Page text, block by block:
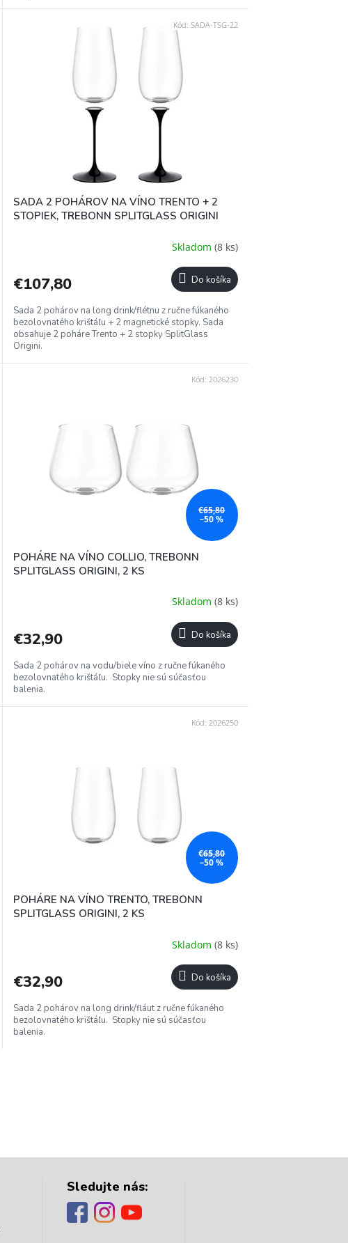
SADA 2 POHÁROV NA VÍNO TRENTO + 2
STOPIEK, TREBONN SPLITGLASS ORIGINI
Skladom (8 ks)
€107,80 Do košíka
Sada 2 pohárov na long drink/flétnu z ručne fúkaného
bezolovnatého krištáľu + 2 magnetické stopky. Sada
obsahuje 2 poháre Trento + 2 stopky SplitGlass
Origini.
Kód: SADA-TSG-22
€65,80
–50 %
POHÁRE NA VÍNO COLLIO, TREBONN
SPLITGLASS ORIGINI, 2 KS
Skladom (8 ks)
€32,90 Do košíka
Sada 2 pohárov na vodu/biele víno z ručne fúkaného
bezolovnatého krištáľu. Stopky nie sú súčasťou
balenia.
Kód: 2026230
€65,80
–50 %
POHÁRE NA VÍNO TRENTO, TREBONN
SPLITGLASS ORIGINI, 2 KS
Skladom (8 ks)
€32,90 Do košíka
Sada 2 pohárov na long drink/fláut z ručne fúkaného
bezolovnatého krištáľu. Stopky nie sú súčasťou
balenia.
Kód: 2026250
Sledujte nás: